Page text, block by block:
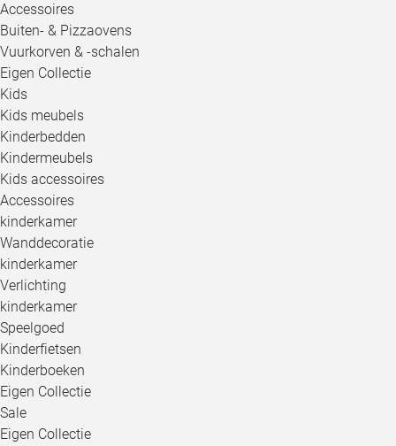
Accessoires
Buiten- & Pizzaovens
Vuurkorven & -schalen
Eigen Collectie
Kids
Kids meubels
Kinderbedden
Kindermeubels
Kids accessoires
Accessoires
kinderkamer
Wanddecoratie
kinderkamer
Verlichting
kinderkamer
Speelgoed
Kinderfietsen
Kinderboeken
Eigen Collectie
Sale
Eigen Collectie